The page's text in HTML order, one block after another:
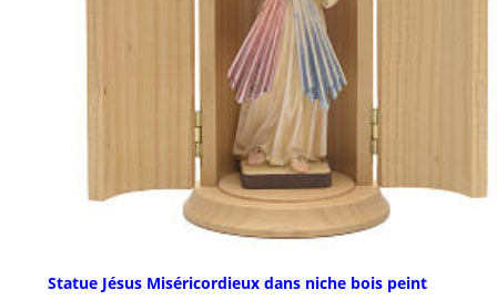
Statue Jésus Miséricordieux dans niche bois peint